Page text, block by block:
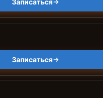
Записаться
Записаться